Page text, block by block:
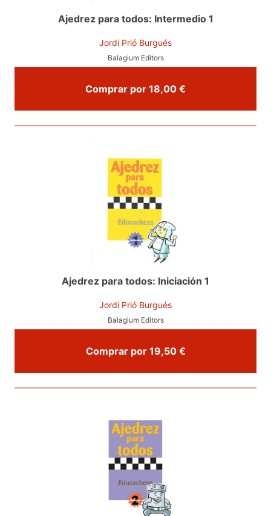
Ajedrez para todos: Intermedio 1
Jordi Prió Burgués
Balagium Editors
Comprar por 18,00 €
Ajedrez para todos: Iniciación 1
Jordi Prió Burgués
Balagium Editors
Comprar por 19,50 €